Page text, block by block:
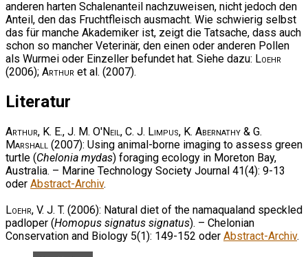
anderen harten Schalenanteil nachzuweisen, nicht jedoch den
Anteil, den das Fruchtfleisch ausmacht. Wie schwierig selbst
das für manche Akademiker ist, zeigt die Tatsache, dass auch
schon so mancher Veterinär, den einen oder anderen Pollen
als Wurmei oder Einzeller befundet hat. Siehe dazu: Loehr
(2006); Arthur et al. (2007).
Literatur
Arthur, K. E., J. M. O'Neil, C. J. Limpus, K. Abernathy & G.
Marshall (2007): Using animal-borne imaging to assess green
turtle (Chelonia mydas) foraging ecology in Moreton Bay,
Australia. – Marine Technology Society Journal 41(4): 9-13
oder Abstract-Archiv.
Loehr, V. J. T. (2006): Natural diet of the namaqualand speckled
padloper (Homopus signatus signatus). – Chelonian
Conservation and Biology 5(1): 149-152 oder Abstract-Archiv.